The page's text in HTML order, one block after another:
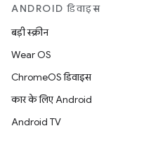
ANDROID डिवाइस
बड़ी स्क्रीन
Wear OS
ChromeOS डिवाइस
कार के लिए Android
Android TV